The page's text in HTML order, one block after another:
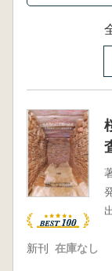
新刊 在庫なし